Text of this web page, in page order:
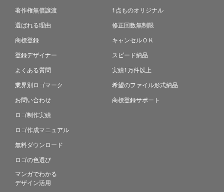
著作権無償譲渡
選ばれる理由
商標登録
登録デザイナー
よくある質問
業界別ロゴマーク
お問い合わせ
ロゴ制作実績
ロゴ作成マニュアル
無料ダウンロード
ロゴの色選び
マンガでわかる
デザイン活用
1点ものオリジナル
修正回数無制限
キャンセルＯＫ
スピード納品
実績1万件以上
希望のファイル形式納品
商標登録サポート